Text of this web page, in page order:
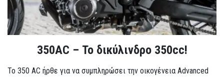
350AC – Το δικύλινδρο 350cc!
To 350 AC ήρθε για να συμπληρώσει την οικογένεια Advanced